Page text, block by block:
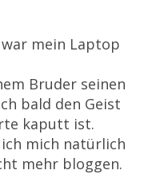
mein Laptop
Bruder seinen
bald den Geist
kaputt ist.
mich natürlich
mehr bloggen.